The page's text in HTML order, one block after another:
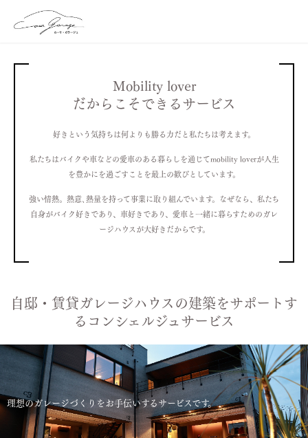
Mobility lover
だからこそできるサービス
好きという気持ちは何よりも勝る力だと私たちは考えます。
私たちはバイクや車などの愛車のある暮らしを通じてmobility loverが人生
を豊かにを過ごすことを最上の歓びとしています。
強い情熱。熱意､熱量を持って事業に取り組んでいます。なぜなら、私たち
自身がバイク好きであり、車好きであり、愛車と一緒に暮らすためのガレ
ージハウスが大好きだからです。
自邸・賃貸ガレージハウスの建築をサポートす
るコンシェルジュサービス
理想のガレージづくりをお手伝いする サービスです。